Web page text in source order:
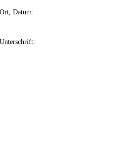
Ort, Datum:
Unterschrift: